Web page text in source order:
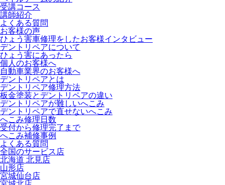
受講コース
講師紹介
よくある質問
お客様の声
ひょう害車修理をしたお客様インタビュー
デントリペアについて
ひょう害にあったら
個人のお客様へ
自動車業界のお客様へ
デントリペアとは
デントリペア修理方法
板金塗装とデントリペアの違い
デントリペアが難しいへこみ
デントリペアで直せないへこみ
へこみ修理日数
受付から修理完了まで
へこみ補修事例
よくある質問
全国のサービス店
北海道 北見店
山形店
宮城仙台店